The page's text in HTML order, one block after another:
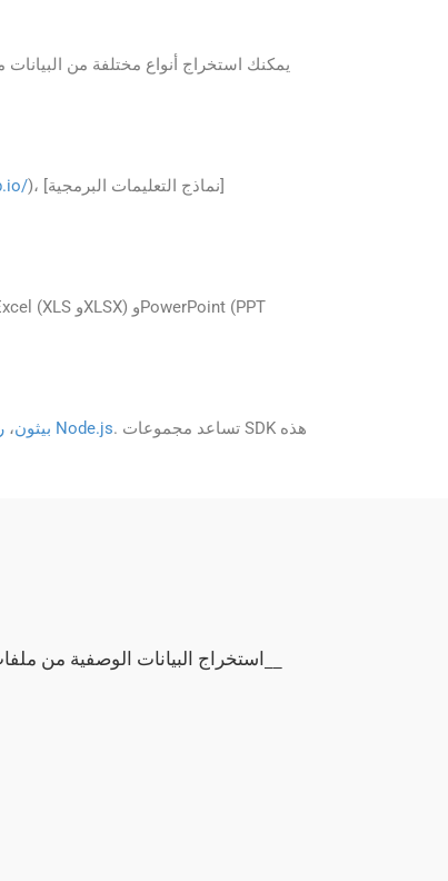
)، [نماذج التعليمات البرمجية]
بيثون، Node.js. تساعد مجموعات SDK هذه
استخراج البيانات الوصفية من